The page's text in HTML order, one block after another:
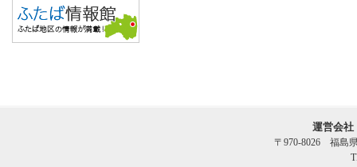
運営会
〒970-8026 福島